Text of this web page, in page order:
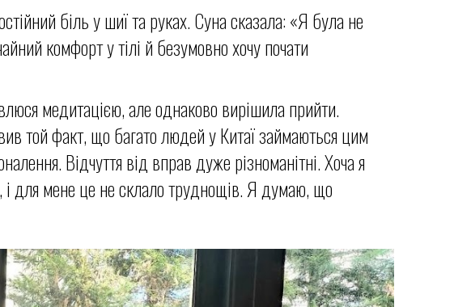
біль у шиї та руках. Суна сказала: «Я була не
комфорт у тілі й безумовно хочу почати
медитацією, але однаково вирішила прийти.
той факт, що багато людей у Китаї займаються цим
Відчуття від вправ дуже різноманітні. Хоча я
і для мене це не склало труднощів. Я думаю, що